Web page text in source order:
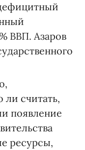
ВВП. Азаров
считать,
появление
ресурсы,